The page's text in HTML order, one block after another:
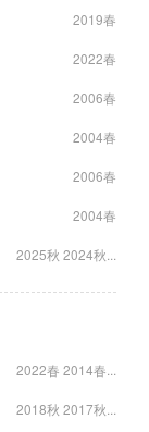
2019春
2022春
2006春
2004春
2006春
2004春
2025秋 2024秋...
2022春 2014春...
2018秋 2017秋...